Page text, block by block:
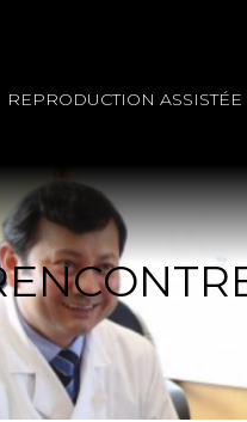
REPRODUCTION ASSISTÉE